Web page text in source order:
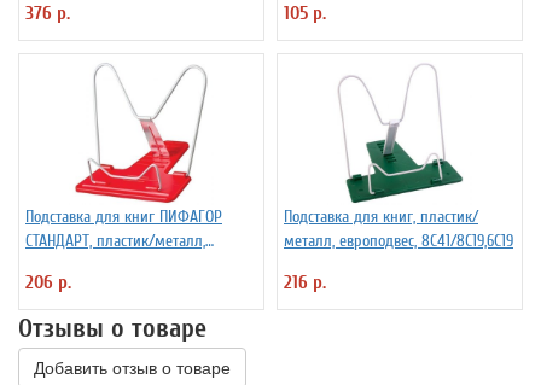
376 р. 105 р.
Подставка для книг ПИФАГОР
СТАНДАРТ, пластик/металл,
европодвес, 236901
206 р.
Подставка для книг, пластик/
металл, европодвес, 8С41/8С19,6С19
216 р.
Отзывы о товаре
Добавить отзыв о товаре